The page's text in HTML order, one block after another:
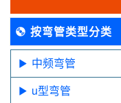
按弯管类型分类
中频弯管
u型弯管